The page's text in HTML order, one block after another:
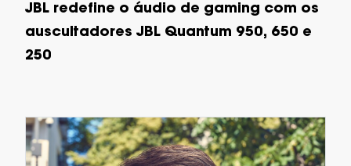
JBL redefine o áudio de gaming com os
auscultadores JBL Quantum 950, 650 e
250